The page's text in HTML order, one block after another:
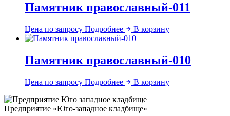
Памятник православный-011
Цена по запросу Подробнее В корзину
Памятник православный-010
Цена по запросу Подробнее В корзину
Предприятие «Юго-западное кладбище»